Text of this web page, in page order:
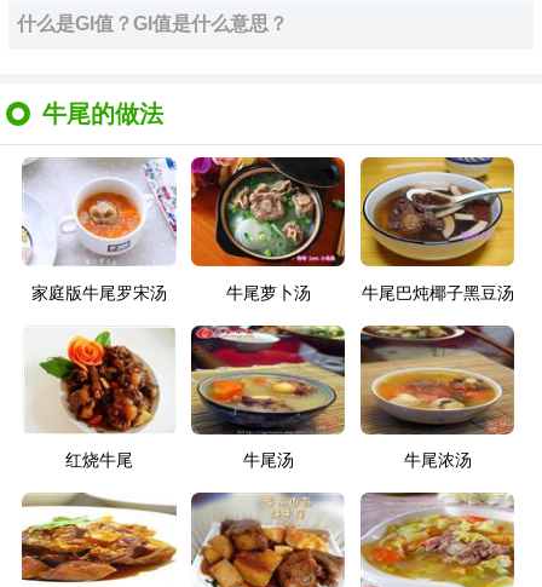
什么是GI值？GI值是什么意思？
牛尾的做法
家庭版牛尾罗宋汤 牛尾萝卜汤 牛尾巴炖椰子黑豆汤
红烧牛尾 牛尾汤 牛尾浓汤